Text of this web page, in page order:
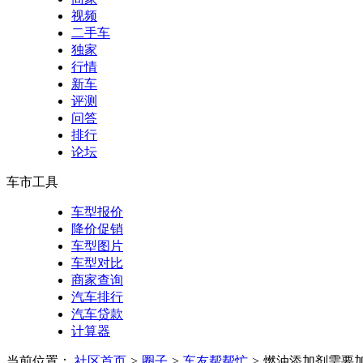
视频
二手车
独家
行情
新车
评测
问答
排行
论坛
车市工具
车型报价
降价促销
车型图片
车型对比
商家查询
汽车排行
汽车贷款
计算器